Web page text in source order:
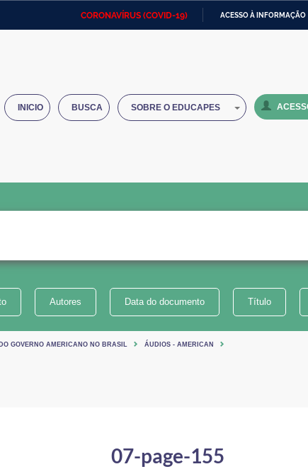
CORONAVÍRUS (COVID-19) ACESSO À INFORMAÇÃO
Ministério das Relações
INICIO BUSCA SOBRE O EDUCAPES
Autores Data do documento Título
GOVERNO AMERICANO NO BRASIL ÁUDIOS - AMERICAN
07-page-155